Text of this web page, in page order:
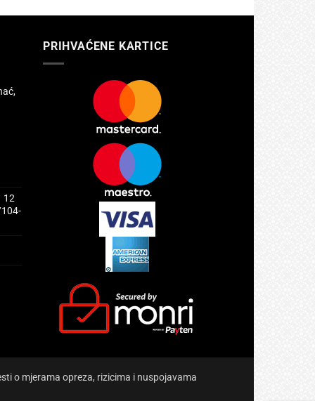
12
PRIHVAĆENE KARTICE
o mjerama opreza, rizicima i nuspojavama